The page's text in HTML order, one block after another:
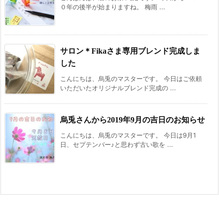
０年の後半が始まりますね。 梅雨 ...
サロン＊Fikaさま専用ブレンド完成しま
した
こんにちは、烏兎のマスターです。 今日はご依頼
いただいたオリジナルブレンド完成の ...
烏兎さんから2019年9月の吉日のお知らせ
こんにちは、烏兎のマスターです。 今日は9月1
日、セプテンバー♪と思わず古い歌を ...